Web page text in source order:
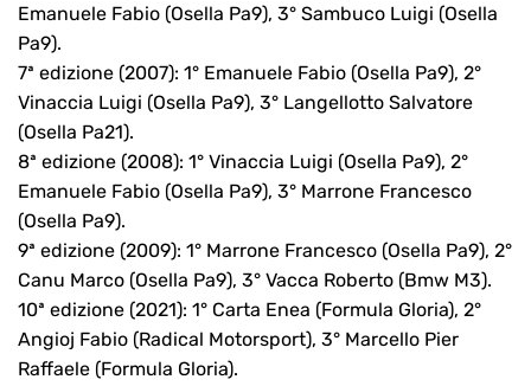
Emanuele Fabio (Osella Pa9), 3° Sambuco Luigi (Osella
Pa9).
7ª edizione (2007): 1° Emanuele Fabio (Osella Pa9), 2°
Vinaccia Luigi (Osella Pa9), 3° Langellotto Salvatore
(Osella Pa21).
8ª edizione (2008): 1° Vinaccia Luigi (Osella Pa9), 2°
Emanuele Fabio (Osella Pa9), 3° Marrone Francesco
(Osella Pa9).
9ª edizione (2009): 1° Marrone Francesco (Osella Pa9), 2°
Canu Marco (Osella Pa9), 3° Vacca Roberto (Bmw M3).
10ª edizione (2021): 1° Carta Enea (Formula Gloria), 2°
Angioj Fabio (Radical Motorsport), 3° Marcello Pier
Raffaele (Formula Gloria).